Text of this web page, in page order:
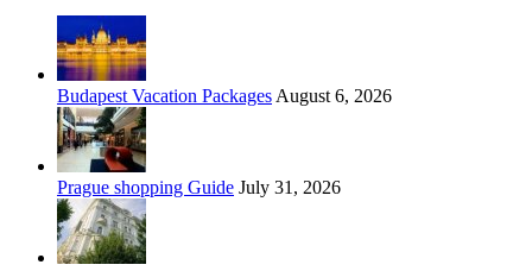
Budapest Vacation PackagesAugust 6, 2026
Prague shopping Guide July 31, 2026